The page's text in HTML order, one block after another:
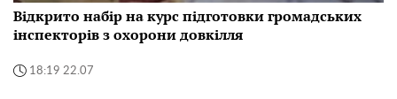
Відкрито набір на курс підготовки громадських
інспекторів з охорони довкілля
18:19 22.07